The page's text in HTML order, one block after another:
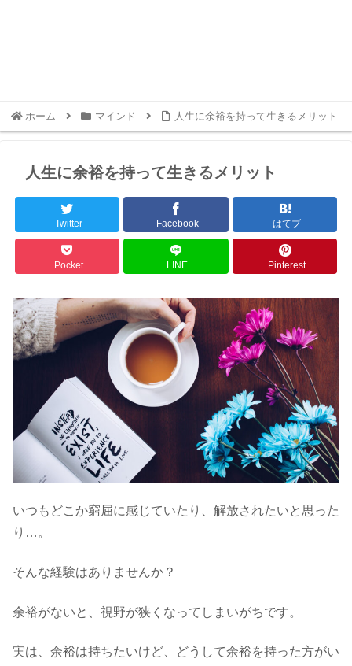
ホーム マインド 人生に余裕を持って生きるメリット
人生に余裕を持って生きるメリット
Twitter Facebook はてブ
Pocket LINE Pinterest
いつもどこか窮屈に感じていたり、解放されたいと思った
り…。
そんな経験はありませんか？
余裕がないと、視野が狭くなってしまいがちです。
実は、余裕は持ちたいけど、どうして余裕を持った方がい